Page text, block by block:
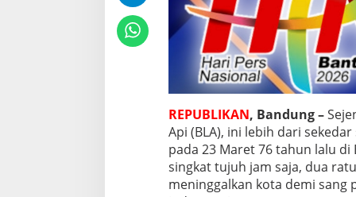
p
i
T
a
u
f
i
k
H
i
d
a
REPUBLIKAN, Bandung –
Api (BLA), ini lebih dari
pada 23 Maret 76 tahun lalu
singkat tujuh jam saja, dua
meninggalkan kota demi sang